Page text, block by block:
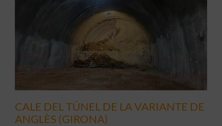
CALE DEL TÚNEL DE LA VARIANTE DE
ANGLÈS (GIRONA)